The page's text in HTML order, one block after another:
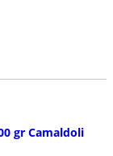
gr Camaldoli